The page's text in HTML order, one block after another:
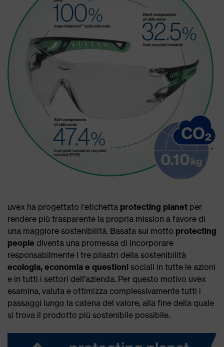
uvex ha progettato l'etichetta protecting planet per
rendere più trasparente la propria mission a favore di
una maggiore sostenibilità. Basata sul motto protecting
people diventa una promessa di incorporare
responsabilmente i tre pilastri della sostenibilità
ecologia, economia e questioni sociali in tutte le azioni
e in tutti i settori dell'azienda. Per questo motivo uvex
esamina, valuta e ottimizza complessivamente tutti i
passaggi lungo la catena del valore, alla fine della quale
si trova il prodotto più sostenibile possibile.